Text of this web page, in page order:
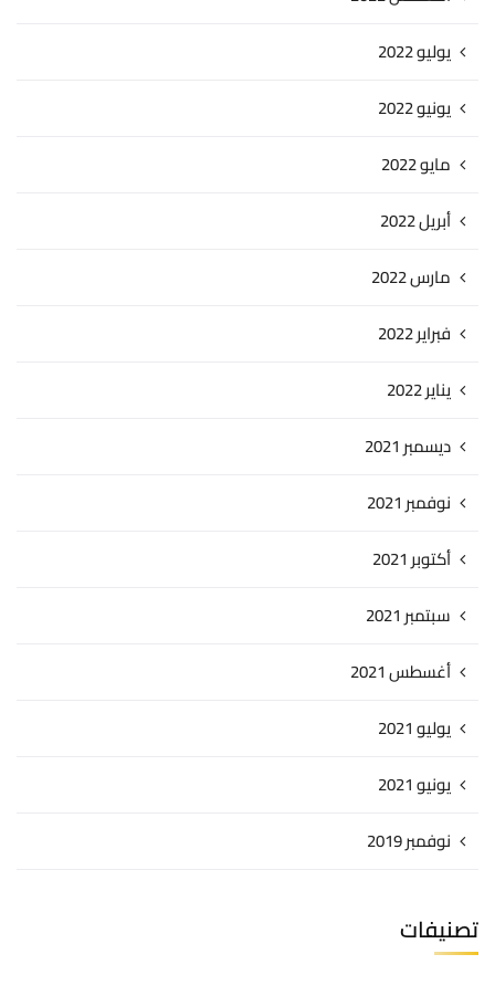
يوليو 2022
يونيو 2022
مايو 2022
أبريل 2022
مارس 2022
فبراير 2022
يناير 2022
ديسمبر 2021
نوفمبر 2021
أكتوبر 2021
سبتمبر 2021
أغسطس 2021
يوليو 2021
يونيو 2021
نوفمبر 2019
تصنيفات